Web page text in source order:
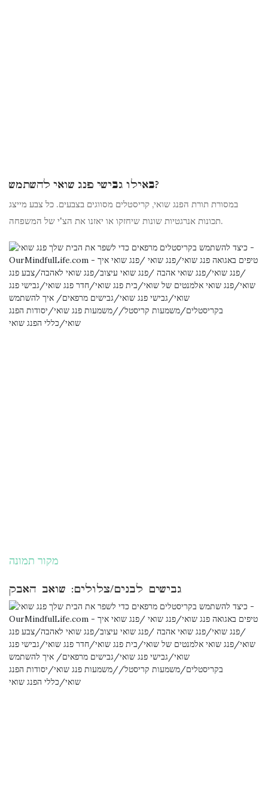
באילו גבישי פנג שואי להשתמש?
במסורת תורת הפנג שואי, קריסטלים מסווגים בצבעים. כל צבע מייצג
תכונות אנרגטיות שונות שיחזקו או יאזנו את הצ'י של המשפחה.
מקור תמונה
גבישים לבנים/צלולים: שואב האבק